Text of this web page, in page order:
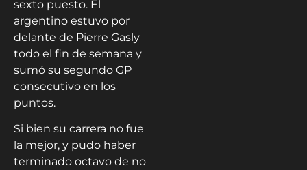
sexto puesto. El
argentino estuvo por
delante de Pierre Gasly
todo el fin de semana y
sumó su segundo GP
consecutivo en los
puntos.
Si bien su carrera no fue
la mejor, y pudo haber
terminado octavo de no